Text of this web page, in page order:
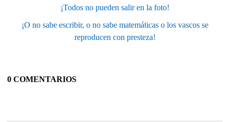
¡Todos no pueden salir en la foto!
¡O no sabe escribir, o no sabe matemáticas o los vascos se
reproducen con presteza!
0 COMENTARIOS